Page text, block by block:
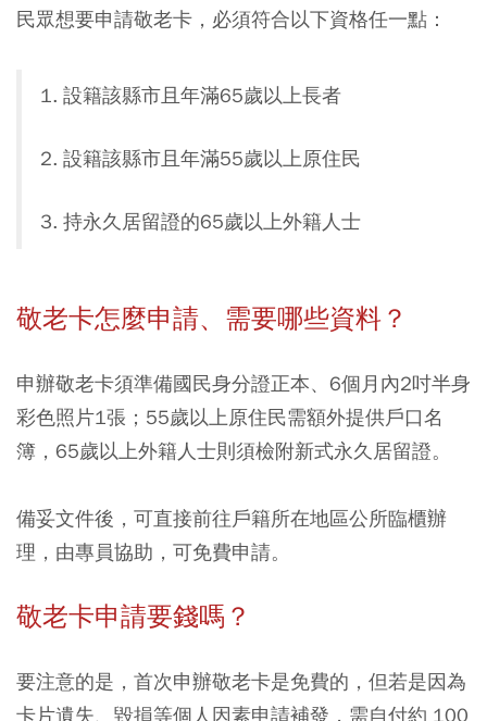
民眾想要申請敬老卡，必須符合以下資格任一點：
設籍該縣市且年滿65歲以上長者
設籍該縣市且年滿55歲以上原住民
持永久居留證的65歲以上外籍人士
敬老卡怎麼申請、需要哪些資料？
申辦敬老卡須準備國民身分證正本、6個月內2吋半身
彩色照片1張；55歲以上原住民需額外提供戶口名
簿，65歲以上外籍人士則須檢附新式永久居留證。
備妥文件後，可直接前往戶籍所在地區公所臨櫃辦
理，由專員協助，可免費申請。
敬老卡申請要錢嗎？
要注意的是，首次申辦敬老卡是免費的，但若是因為
卡片遺失、毀損等個人因素申請補發，需自付約 100